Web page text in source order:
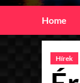
Home
Hírek